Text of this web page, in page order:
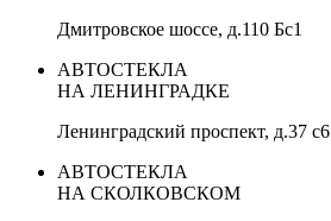
Дмитровское шоссе, д.110 Бс1
АВТОСТЕКЛА
НА ЛЕНИНГРАДКЕ
Ленинградский проспект, д.37 c6
АВТОСТЕКЛА
НА СКОЛКОВСКОМ